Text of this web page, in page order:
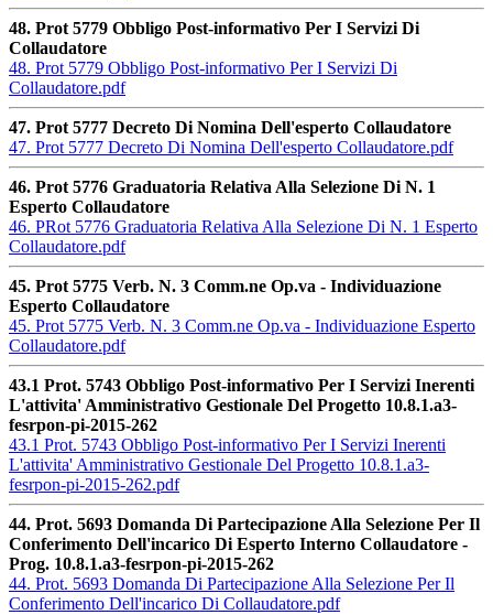
48. Prot 5779 Obbligo Post-informativo Per I Servizi Di
Collaudatore
48. Prot 5779 Obbligo Post-informativo Per I Servizi Di
Collaudatore.pdf
47. Prot 5777 Decreto Di Nomina Dell'esperto Collaudatore
47. Prot 5777 Decreto Di Nomina Dell'esperto Collaudatore.pdf
46. Prot 5776 Graduatoria Relativa Alla Selezione Di N. 1
Esperto Collaudatore
46. PRot 5776 Graduatoria Relativa Alla Selezione Di N. 1 Esperto
Collaudatore.pdf
45. Prot 5775 Verb. N. 3 Comm.ne Op.va - Individuazione
Esperto Collaudatore
45. Prot 5775 Verb. N. 3 Comm.ne Op.va - Individuazione Esperto
Collaudatore.pdf
43.1 Prot. 5743 Obbligo Post-informativo Per I Servizi Inerenti
L'attivita' Amministrativo Gestionale Del Progetto 10.8.1.a3-
fesrpon-pi-2015-262
43.1 Prot. 5743 Obbligo Post-informativo Per I Servizi Inerenti
L'attivita' Amministrativo Gestionale Del Progetto 10.8.1.a3-
fesrpon-pi-2015-262.pdf
44. Prot. 5693 Domanda Di Partecipazione Alla Selezione Per Il
Conferimento Dell'incarico Di Esperto Interno Collaudatore -
Prog. 10.8.1.a3-fesrpon-pi-2015-262
44. Prot. 5693 Domanda Di Partecipazione Alla Selezione Per Il
Conferimento Dell'incarico Di Collaudatore.pdf